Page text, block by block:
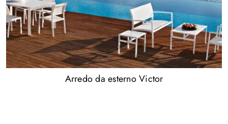
Arredo da esterno Victor